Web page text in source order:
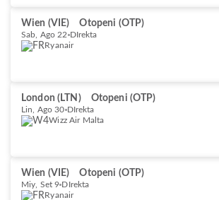
Wien (VIE) Otopeni (OTP)
Sab, Ago 22 DIrekta
Ryanair
London (LTN) Otopeni (OTP)
Lin, Ago 30 DIrekta
Wizz Air Malta
Wien (VIE) Otopeni (OTP)
Miy, Set 9 DIrekta
Ryanair